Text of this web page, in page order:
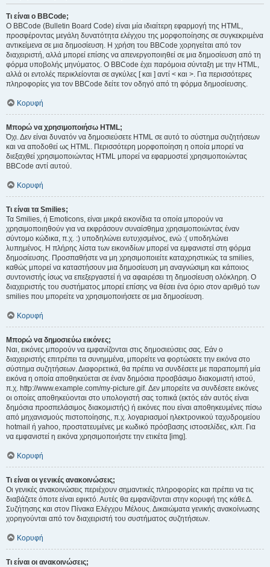
Τι είναι ο BBCode;
Ο BBCode (Bulletin Board Code) είναι μία ιδιαίτερη εφαρμογή της HTML,
προσφέροντας μεγάλη δυνατότητα ελέγχου της μορφοποίησης σε συγκεκριμένα
αντικείμενα σε μια δημοσίευση. Η χρήση του BBCode χορηγείται από τον
διαχειριστή, αλλά μπορεί επίσης να απενεργοποιηθεί σε μια δημοσίευση από τη
φόρμα υποβολής μηνύματος. Ο BBCode έχει παρόμοια σύνταξη με την HTML,
αλλά οι εντολές περικλείονται σε αγκύλες [ και ] αντί < και >. Για περισσότερες
πληροφορίες για τον BBCode δείτε τον οδηγό από τη φόρμα δημοσίευσης.
Κορυφή
Μπορώ να χρησιμοποιήσω HTML;
Όχι. Δεν είναι δυνατόν να δημοσιεύσετε HTML σε αυτό το σύστημα συζητήσεων
και να αποδοθεί ως HTML. Περισσότερη μορφοποίηση η οποία μπορεί να
διεξαχθεί χρησιμοποιώντας HTML μπορεί να εφαρμοστεί χρησιμοποιώντας
BBCode αντί αυτού.
Κορυφή
Τι είναι τα Smilies;
Τα Smilies, ή Emoticons, είναι μικρά εικονίδια τα οποία μπορούν να
χρησιμοποιηθούν για να εκφράσουν συναίσθημα χρησιμοποιώντας έναν
σύντομο κώδικα, π.χ. :) υποδηλώνει ευτυχισμένος, ενώ :( υποδηλώνει
λυπημένος. Η πλήρης λίστα των εικονιδίων μπορεί να εμφανιστεί στη φόρμα
δημοσίευσης. Προσπαθήστε να μη χρησιμοποιείτε καταχρηστικώς τα smilies,
καθώς μπορεί να καταστήσουν μια δημοσίευση μη αναγνώσιμη και κάποιος
συντονιστής ίσως να επεξεργαστεί ή να αφαιρέσει τη δημοσίευση ολόκληρη. Ο
διαχειριστής του συστήματος μπορεί επίσης να θέσει ένα όριο στον αριθμό των
smilies που μπορείτε να χρησιμοποιήσετε σε μια δημοσίευση.
Κορυφή
Μπορώ να δημοσιεύω εικόνες;
Ναι, εικόνες μπορούν να εμφανίζονται στις δημοσιεύσεις σας. Εάν ο
διαχειριστής επιτρέπει τα συνημμένα, μπορείτε να φορτώσετε την εικόνα στο
σύστημα συζητήσεων. Διαφορετικά, θα πρέπει να συνδέσετε με παραπομπή μία
εικόνα η οποία αποθηκεύεται σε έναν δημόσια προσβάσιμο διακομιστή ιστού,
π.χ. http://www.example.com/my-picture.gif. Δεν μπορείτε να συνδέσετε εικόνες
οι οποίες αποθηκεύονται στο υπολογιστή σας τοπικά (εκτός εάν αυτός είναι
δημόσια προσπελάσιμος διακομιστής) ή εικόνες που είναι αποθηκευμένες πίσω
από μηχανισμούς πιστοποίησης, π.χ. λογαριασμοί ηλεκτρονικού ταχυδρομείου
hotmail ή yahoo, προστατευμένες με κωδικό πρόσβασης ιστοσελίδες, κλπ. Για
να εμφανιστεί η εικόνα χρησιμοποιήστε την ετικέτα [img].
Κορυφή
Τι είναι οι γενικές ανακοινώσεις;
Οι γενικές ανακοινώσεις περιέχουν σημαντικές πληροφορίες και πρέπει να τις
διαβάζετε όποτε είναι εφικτό. Αυτές θα εμφανίζονται στην κορυφή της κάθε Δ.
Συζήτησης και στον Πίνακα Ελέγχου Μέλους. Δικαιώματα γενικής ανακοίνωσης
χορηγούνται από τον διαχειριστή του συστήματος συζητήσεων.
Κορυφή
Τι είναι οι ανακοινώσεις;